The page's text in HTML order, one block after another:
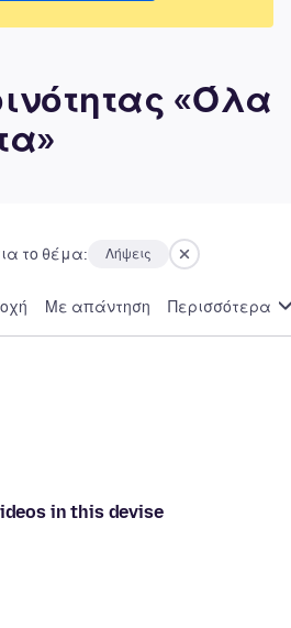
«Όλα
το θέμα: Λήψεις
Με απάντηση Περισσότερα
in this devise